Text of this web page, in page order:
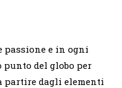
passione e in ogni
del globo per
partire dagli elementi